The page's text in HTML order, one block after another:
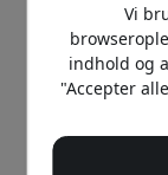
Hård skal giver
beskyttelse
Præcise
fuld adgang til
På
Vi
indhold og
"Accepter